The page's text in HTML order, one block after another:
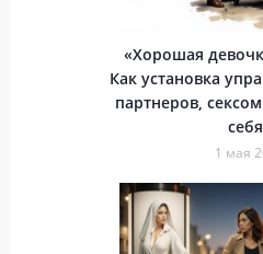
«Хорошая
Как установка
партнеров,
себя
1 мая